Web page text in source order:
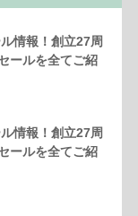
情報！創立27周
ールを全てご紹
情報！創立27周
ールを全てご紹